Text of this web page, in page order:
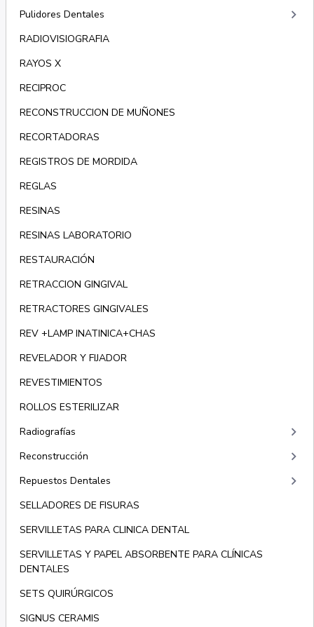
Pulidores Dentales keyboard_arrow_right
RADIOVISIOGRAFIA
RAYOS X
RECIPROC
RECONSTRUCCION DE MUÑONES
RECORTADORAS
REGISTROS DE MORDIDA
REGLAS
RESINAS
RESINAS LABORATORIO
RESTAURACIÓN
RETRACCION GINGIVAL
RETRACTORES GINGIVALES
REV +LAMP INATINICA+CHAS
REVELADOR Y FIJADOR
REVESTIMIENTOS
ROLLOS ESTERILIZAR
Radiografías
keyboard_arrow_right
Reconstrucción keyboard_arrow_right
Repuestos Dentales keyboard_arrow_right
SELLADORES DE FISURAS
SERVILLETAS PARA CLINICA DENTAL
SERVILLETAS Y PAPEL ABSORBENTE PARA CLÍNICAS
DENTALES
SETS QUIRÚRGICOS
SIGNUS CERAMIS